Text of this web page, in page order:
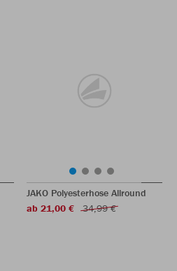
JAKO Polyesterhose Allround
ab 21,00 €
34,99 €